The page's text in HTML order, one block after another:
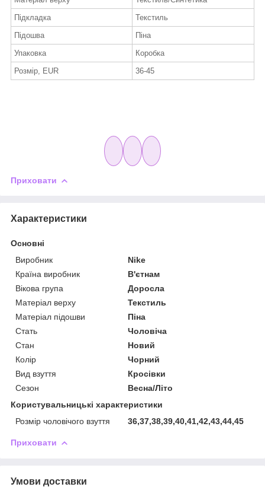
Підкладка
Текстиль
Підошва
Піна
Упаковка
Коробка
Розмір, EUR
36-45
Приховати
Характеристики
Основні
Виробник
Nike
Країна виробник
В'єтнам
Вікова група
Доросла
Матеріал верху
Текстиль
Матеріал підошви
Піна
Стать
Чоловіча
Стан
Новий
Колір
Чорний
Вид взуття
Кросівки
Сезон
Весна/Літо
Користувальницькі характеристики
Розмір чоловічого взуття
36,37,38,39,40,41,42,43,44,45
Приховати
Умови доставки